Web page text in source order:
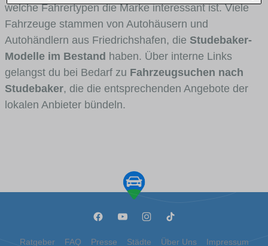
welche Fahrertypen die Marke interessant ist. Viele
Fahrzeuge stammen von Autohäusern und
Autohändlern aus Friedrichshafen, die Studebaker-
Modelle im Bestand haben. Über interne Links
gelangst du bei Bedarf zu Fahrzeugsuchen nach
Studebaker, die die entsprechenden Angebote der
lokalen Anbieter bündeln.
Ratgeber FAQ Presse Städte Über Uns Impressum